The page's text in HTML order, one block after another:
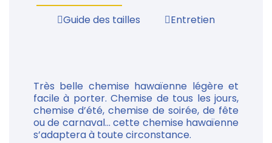
Guide des tailles
Entretien
Très belle chemise hawaïenne légère et
facile à porter. Chemise de tous les jours,
chemise d’été, chemise de soirée, de fête
ou de carnaval... cette chemise hawaïenne
s’adaptera à toute circonstance.